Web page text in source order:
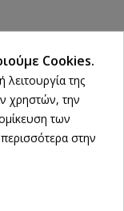
Cookies.
της
χρηστών, την
των
στην